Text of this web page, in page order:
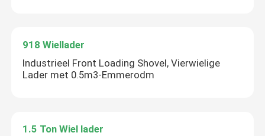
918 Wiellader
Industrieel Front Loading Shovel, Vierwielige
Lader met 0.5m3-Emmerodm
1.5 Ton Wiel lader